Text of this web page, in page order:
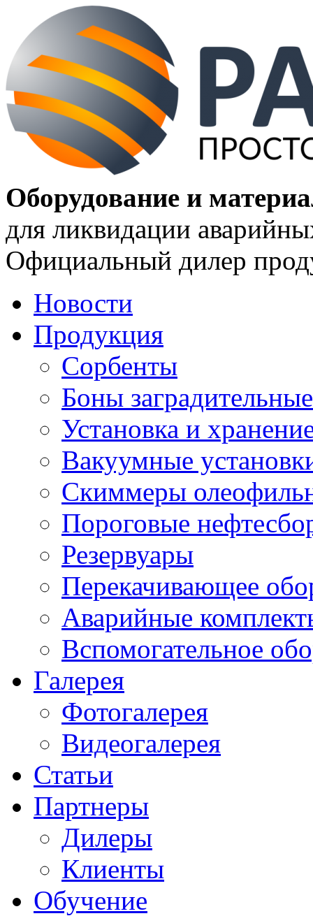
Оборудование и
для ликвидации
Официальный дилер
Новости
Продукция
Сорбенты
Боны заградительные
Установка и
Вакуумные
Скиммеры
Пороговые
Резервуары
Перекачивающее
Аварийные
Вспомогательное
Галерея
Фотогалерея
Видеогалерея
Статьи
Партнеры
Дилеры
Клиенты
Обучение